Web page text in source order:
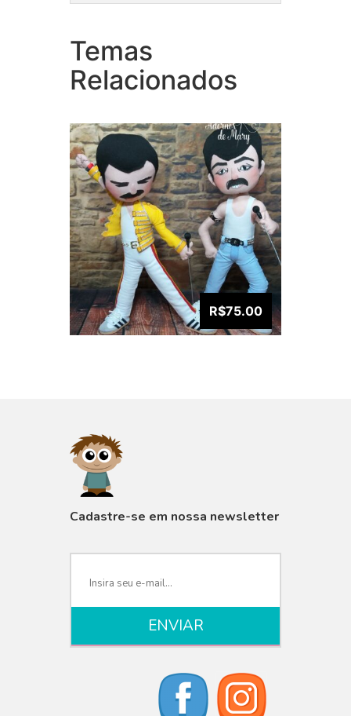
Temas
Relacionados
Coleção Freddie Mercury
R$75.00
Cadastre-se em nossa newsletter